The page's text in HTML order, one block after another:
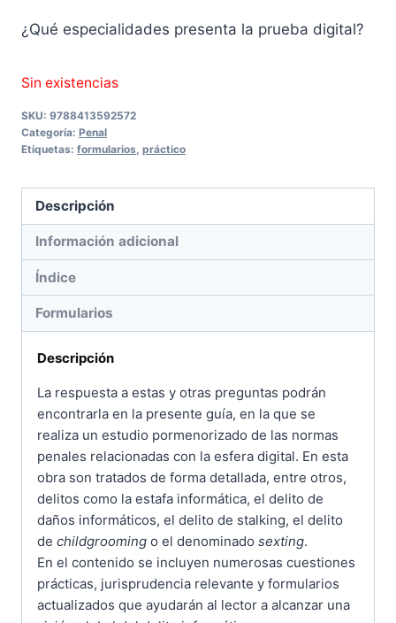
¿Qué especialidades presenta la prueba digital?
Sin existencias
SKU: 9788413592572
Categoría: Penal
Etiquetas: formularios, práctico
Descripción
Información adicional
Índice
Formularios
Descripción
La respuesta a estas y otras preguntas podrán
encontrarla en la presente guía, en la que se
realiza un estudio pormenorizado de las normas
penales relacionadas con la esfera digital. En esta
obra son tratados de forma detallada, entre otros,
delitos como la estafa informática, el delito de
daños informáticos, el delito de stalking, el delito
de childgrooming o el denominado sexting.
En el contenido se incluyen numerosas cuestiones
prácticas, jurisprudencia relevante y formularios
actualizados que ayudarán al lector a alcanzar una